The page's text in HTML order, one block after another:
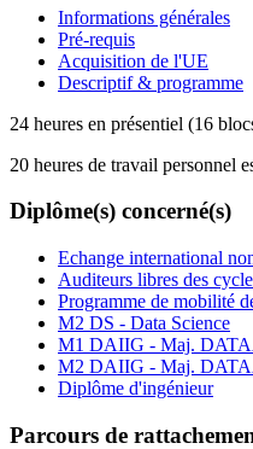
Informations générales
Pré-requis
Acquisition de l'UE
Descriptif & programme
24 heures en présentiel (16
20 heures de travail personnel
Diplôme(s) concerné(s)
Echange international
Auditeurs libres des
Programme de mobilité
M2 DS - Data Science
M1 DAIIG - Maj.
M2 DAIIG - Maj.
Diplôme d'ingénieur
Parcours de